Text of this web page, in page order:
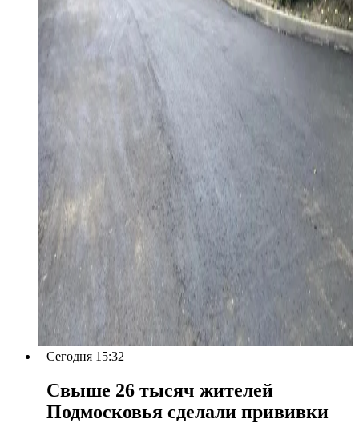
Сегодня 15:32
Свыше 26 тысяч жителей
Подмосковья сделали прививки